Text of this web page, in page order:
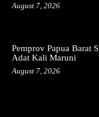
August 7, 2026
Pemprov Papua Barat
Adat Kali Maruni
August 7, 2026